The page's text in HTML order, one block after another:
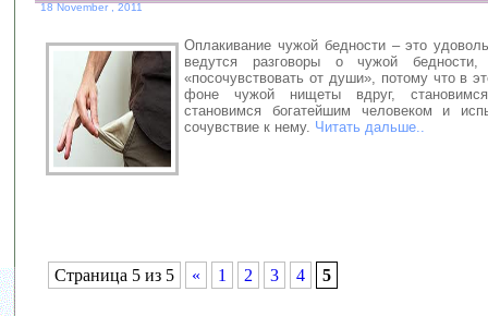
18 November , 2011
Оплакивание чужой бедности – это
ведутся разговоры о чужой бедности,
«посочувствовать от души», потому что в
фоне чужой нищеты вдруг,
становимся богатейшим человеком и
сочувствие к нему. Читать дальше..
Страница 5 из 5 « 1 2 3 4 5